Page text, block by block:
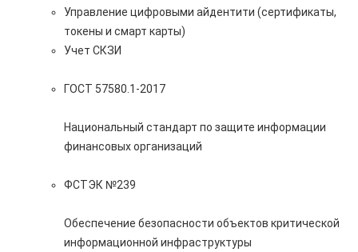
Управление цифровыми айдентити (сертификаты,
токены и смарт карты)
Учет СКЗИ
ГОСТ 57580.1-2017
Национальный стандарт по защите информации
финансовых организаций
ФСТЭК №239
Обеспечение безопасности объектов критической
информационной инфраструктуры